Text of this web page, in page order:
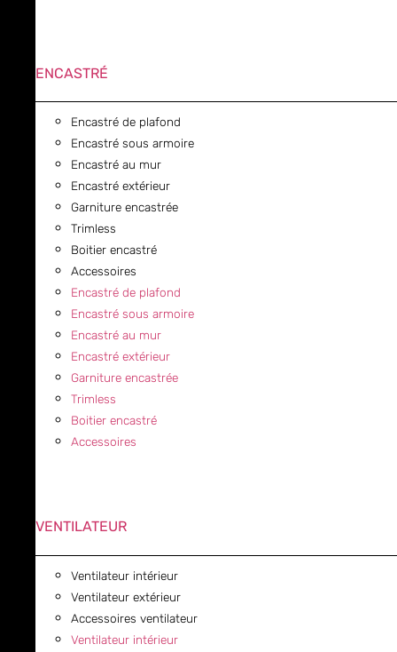
ENCASTRÉ
Encastré de plafond
Encastré sous armoire
Encastré au mur
Encastré extérieur
Garniture encastrée
Trimless
Boitier encastré
Accessoires
Encastré de plafond
Encastré sous armoire
Encastré au mur
Encastré extérieur
Garniture encastrée
Trimless
Boitier encastré
Accessoires
VENTILATEUR
Ventilateur intérieur
Ventilateur extérieur
Accessoires ventilateur
Ventilateur intérieur